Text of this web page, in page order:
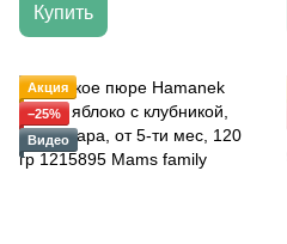
Купить
Акция
−25%
Видео